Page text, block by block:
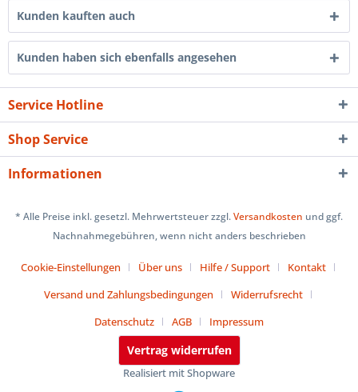
Kunden kauften auch
Kunden haben sich ebenfalls angesehen
Service Hotline
Shop Service
Informationen
* Alle Preise inkl. gesetzl. Mehrwertsteuer zzgl.Versandkosten und ggf.
Nachnahmegebühren, wenn nicht anders beschrieben
Cookie-Einstellungen Über uns Hilfe / Support
Kontakt
Versand und Zahlungsbedingungen
Widerrufsrecht
Datenschutz
AGB Impressum
Vertrag widerrufen
Realisiert mit Shopware